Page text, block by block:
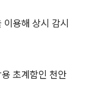
용해 상시 감시
초계함인 천안